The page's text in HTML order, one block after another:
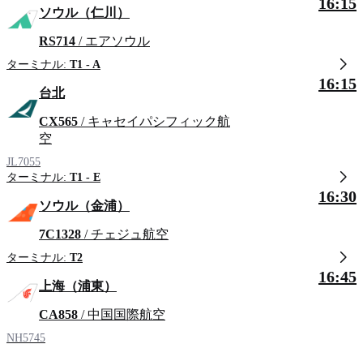
ソウル（仁川）
RS714 / エアソウル
ターミナル: T1 - A
台北
CX565 / キャセイパシフィック航
空
JL7055
ターミナル: T1 - E
16:15
ソウル（金浦）
7C1328 / チェジュ航空
ターミナル: T2
16:30
上海（浦東）
CA858 / 中国国際航空
NH5745
16:45